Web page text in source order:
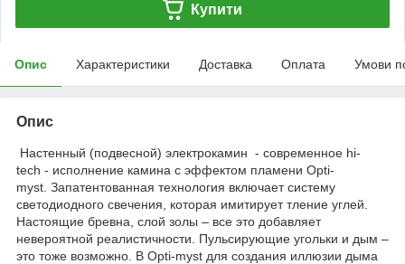
Купити
Опис Характеристики Доставка Оплата Умови
Опис
Настенный (подвесной) электрокамин - современное hi-
tech - исполнение камина с эффектом пламени Opti-
myst. Запатентованная технология включает систему
светодиодного свечения, которая имитирует тление углей.
Настоящие бревна, слой золы – все это добавляет
невероятной реалистичности. Пульсирующие угольки и дым –
это тоже возможно. В Opti-myst для создания иллюзии дыма